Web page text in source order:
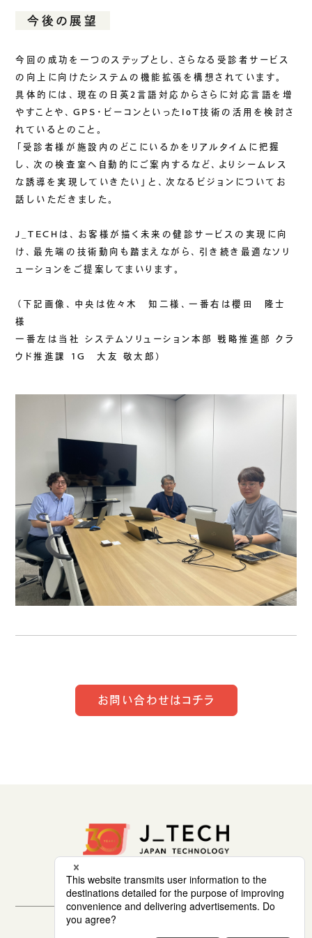
今後の展望
今回の成功を一つのステップとし、さらなる受診者サービス
の向上に向けたシステムの機能拡張を構想されています。
具体的には、現在の日英2言語対応からさらに対応言語を増
やすことや、GPS・ビーコンといったIoT技術の活用を検討さ
れているとのこと。
「受診者様が施設内のどこにいるかをリアルタイムに把握
し、次の検査室へ自動的にご案内するなど、よりシームレス
な誘導を実現していきたい」と、次なるビジョンについてお
話しいただきました。
J_TECHは、お客様が描く未来の健診サービスの実現に向
け、最先端の技術動向も踏まえながら、引き続き最適なソリ
ューションをご提案してまいります。
（下記画像、中央は佐々木 知二様、一番右は櫻田 隆士
様
一番左は当社 システムソリューション本部 戦略推進部 クラ
ウド推進課 1G 大友 敬太郎）
お問い合わせはコチラ